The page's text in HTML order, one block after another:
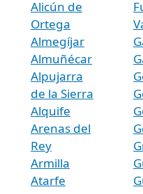
Alicún de
Ortega
Almegíjar
Almuñécar
Alpujarra
de la Sierra
Alquife
Arenas del
Rey
Armilla
Atarfe